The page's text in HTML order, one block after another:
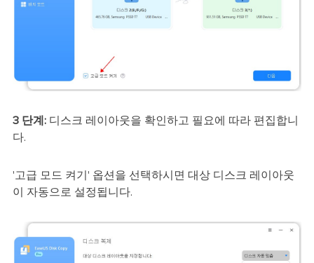
3 단계: 디스크 레이아웃을 확인하고 필요에 따라 편집합니
다.
'고급 모드 켜기' 옵션을 선택하시면 대상 디스크 레이아웃
이 자동으로 설정됩니다.